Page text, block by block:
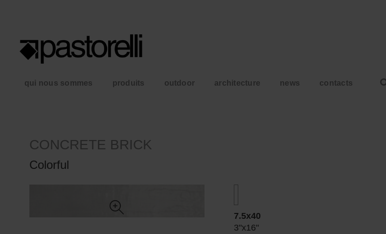
qui nous sommes produits outdoor architecture news contacts
CONCRETE BRICK
Colorful
7.5x40
3"x16"